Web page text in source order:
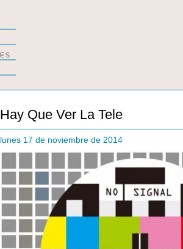
Hay Que Ver La Tele
lunes 17 de noviembre de 2014